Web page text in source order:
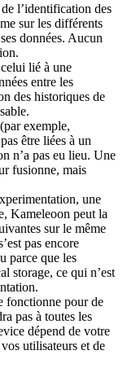
l’identification des
sur les différents
données. Aucun
lié à une
entre les
des historiques de
exemple,
être liées à un
n’a pas eu lieu. Une
fusionne, mais
une
Kameleoon peut la
sur le même
pas encore
parce que les
storage, ce qui n’est
fonctionne pour de
pas à toutes les
dépend de votre
utilisateurs et de